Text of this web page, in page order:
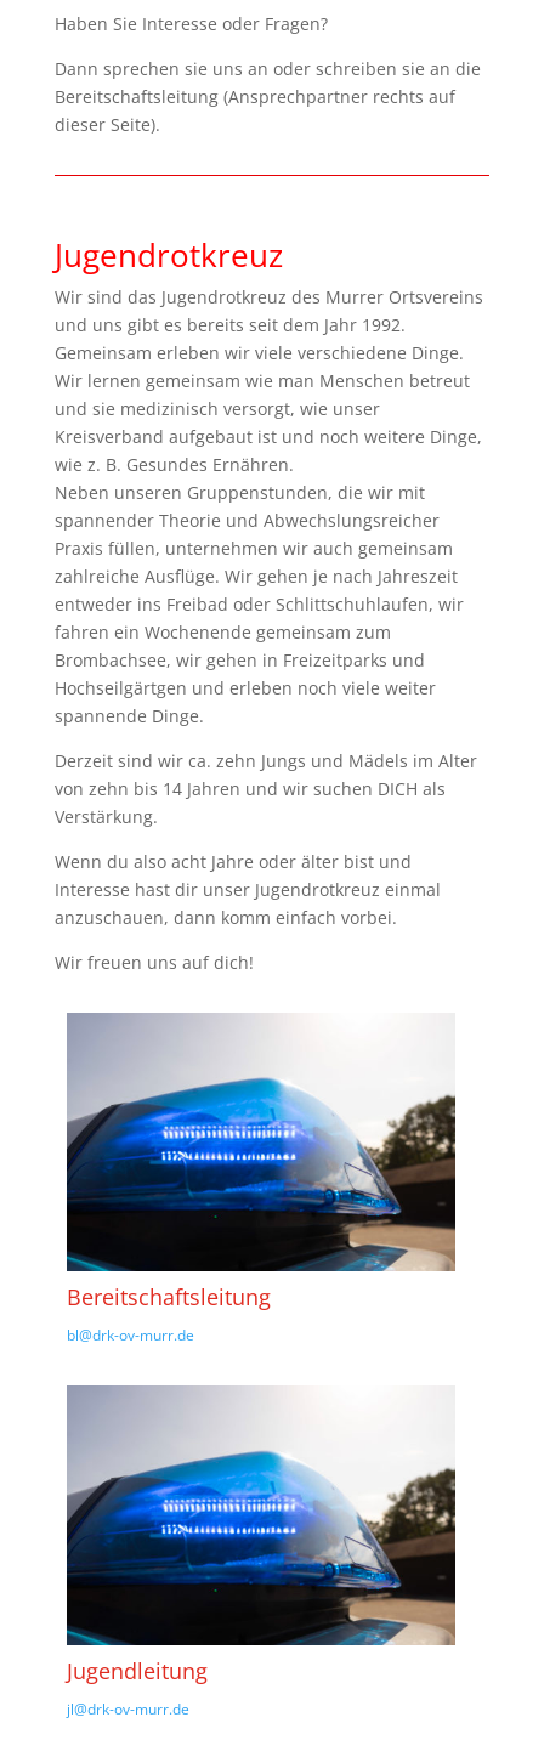
Haben Sie Interesse oder Fragen?
Dann sprechen sie uns an oder schreiben sie an die
Bereitschaftsleitung (Ansprechpartner rechts auf
dieser Seite).
Jugendrotkreuz
Wir sind das Jugendrotkreuz des Murrer Ortsvereins
und uns gibt es bereits seit dem Jahr 1992.
Gemeinsam erleben wir viele verschiedene Dinge.
Wir lernen gemeinsam wie man Menschen betreut
und sie medizinisch versorgt, wie unser
Kreisverband aufgebaut ist und noch weitere Dinge,
wie z. B. Gesundes Ernähren.
Neben unseren Gruppenstunden, die wir mit
spannender Theorie und Abwechslungsreicher
Praxis füllen, unternehmen wir auch gemeinsam
zahlreiche Ausflüge. Wir gehen je nach Jahreszeit
entweder ins Freibad oder Schlittschuhlaufen, wir
fahren ein Wochenende gemeinsam zum
Brombachsee, wir gehen in Freizeitparks und
Hochseilgärtgen und erleben noch viele weiter
spannende Dinge.
Derzeit sind wir ca. zehn Jungs und Mädels im Alter
von zehn bis 14 Jahren und wir suchen DICH als
Verstärkung.
Wenn du also acht Jahre oder älter bist und
Interesse hast dir unser Jugendrotkreuz einmal
anzuschauen, dann komm einfach vorbei.
Wir freuen uns auf dich!
Bereitschaftsleitung
bl@drk-ov-murr.de
Jugendleitung
jl@drk-ov-murr.de